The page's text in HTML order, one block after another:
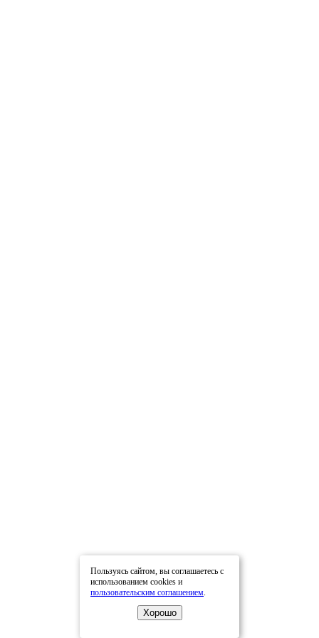
Пользуясь сайтом, вы соглашаетесь с
использованием cookies и
пользовательским соглашением.
Хорошо